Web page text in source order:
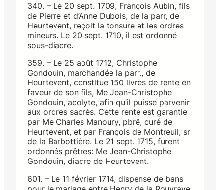
340. – Le 20 sept. 1709, François Aubin, fils
de Pierre et d’Anne Dubois, de la parr, de
Heurtevent, reçoit la tonsure et les ordres
mineurs. Le 20 sept. 1710, il est ordonné
sous-diacre.
359. – Le 25 août 1712, Christophe
Gondouin, marchandée la parr., de
Heurtevent, constitue 150 livres de rente en
faveur de son fils, Me Jean-Christophe
Gondouin, acolyte, afin qu’il puisse parvenir
aux ordres sacrés. Cette rente est garantie
par Me Charles Manoury, pbrë, curé de
Heurtevent, et par François de Montreuil, sr
de la Barbottière. Le 21 sept. 1715, furent
ordonnés prêtres: Me Jean-Christophe
Gondouin, diacre de Heurtevent.
601. – Le 11 février 1714, dispense de bans